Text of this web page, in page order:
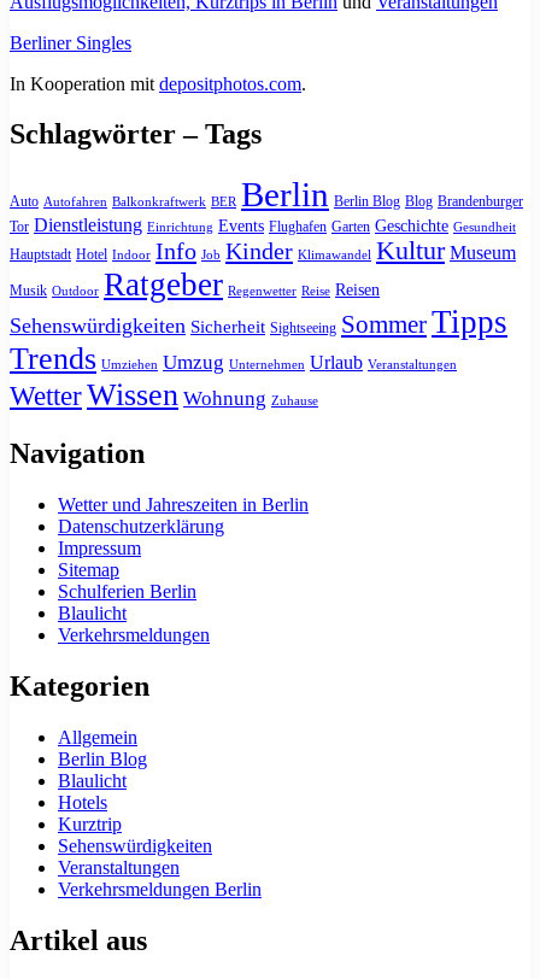
Berliner Singles
In Kooperation mit depositphotos.com.
Schlagwörter – Tags
Auto Autofahren Balkonkraftwerk BER Berlin Berlin Blog Blog Brandenburger
Tor Dienstleistung Einrichtung Events Flughafen Garten Geschichte Gesundheit
Hauptstadt Hotel Indoor Info Job Kinder Klimawandel Kultur Museum
Musik Outdoor Ratgeber Regenwetter Reise Reisen
Sehenswürdigkeiten Sicherheit Sightseeing SommerTipps
Trends Umziehen Umzug Unternehmen Urlaub Veranstaltungen
WetterWissen Wohnung Zuhause
Navigation
Wetter und Jahreszeiten in Berlin
Datenschutzerklärung
Impressum
Sitemap
Schulferien Berlin
Blaulicht
Verkehrsmeldungen
Kategorien
Allgemein
Berlin Blog
Blaulicht
Hotels
Kurztrip
Sehenswürdigkeiten
Veranstaltungen
Verkehrsmeldungen Berlin
Artikel aus